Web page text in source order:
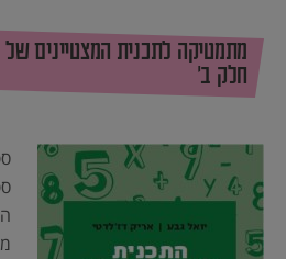
מתמטיקה לתכנית המצטיינים
חלק ב’